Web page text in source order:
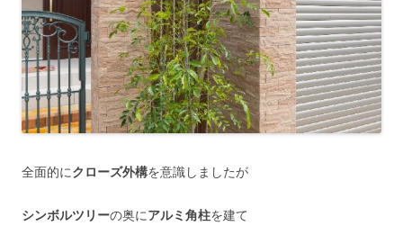
全面的にクローズ外構を意識しましたが
シンボルツリーの奥にアルミ角柱を建て